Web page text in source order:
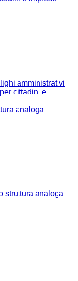
amministrativi
cittadini e
analoga
struttura analoga